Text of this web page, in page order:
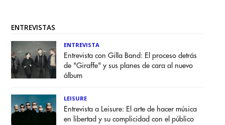
ENTREVISTAS
ENTREVISTA
Entrevista con Gilla Band: El proceso detrás
de "Giraffe" y sus planes de cara al nuevo
álbum
LEISURE
Entrevista a Leisure: El arte de hacer música
en libertad y su complicidad con el público